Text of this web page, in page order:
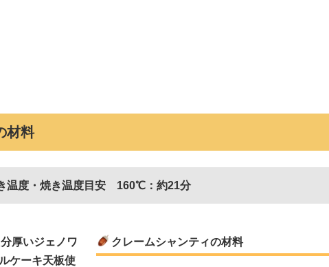
材料
温度・焼き温度目安 160℃：約21分
厚いジェノワ
ケーキ天板使
クレームシャンティの材料